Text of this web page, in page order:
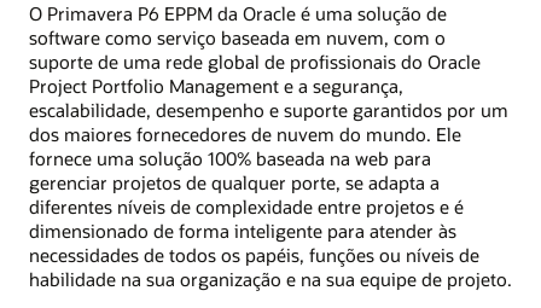
O Primavera P6 EPPM da Oracle é uma solução de
software como serviço baseada em nuvem, com o
suporte de uma rede global de profissionais do Oracle
Project Portfolio Management e a segurança,
escalabilidade, desempenho e suporte garantidos por um
dos maiores fornecedores de nuvem do mundo. Ele
fornece uma solução 100% baseada na web para
gerenciar projetos de qualquer porte, se adapta a
diferentes níveis de complexidade entre projetos e é
dimensionado de forma inteligente para atender às
necessidades de todos os papéis, funções ou níveis de
habilidade na sua organização e na sua equipe de projeto.